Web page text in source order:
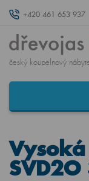
+420 461 653 937
český koupelnový
SVD2O